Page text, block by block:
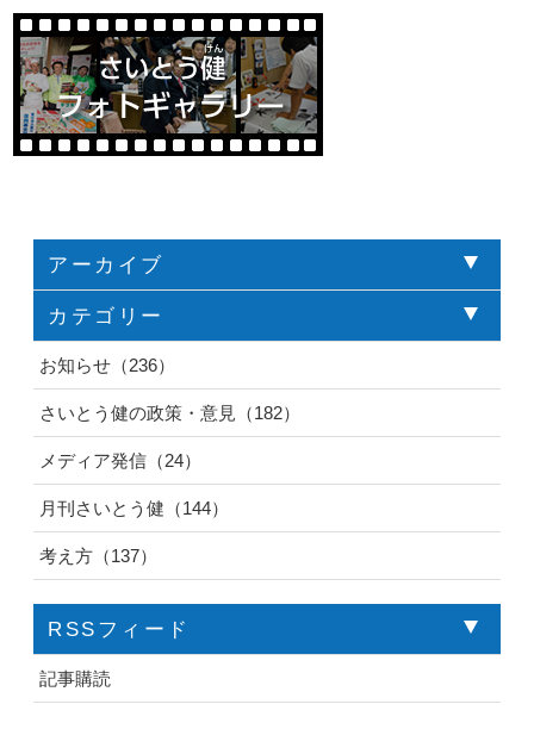
アーカイブ
カテゴリー
お知らせ（236）
さいとう健の政策・意見（182）
メディア発信（24）
月刊さいとう健（144）
考え方（137）
RSSフィード
記事購読